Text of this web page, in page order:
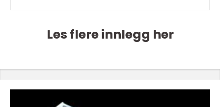
Les flere innlegg her